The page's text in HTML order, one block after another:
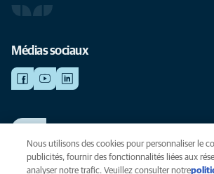
Médias sociaux
Voir nos offres d'emploi
Nous utilisons des cookies pour personnaliser le
publicités, fournir des fonctionnalités liées aux
analyser notre trafic. Veuillez consulter notre